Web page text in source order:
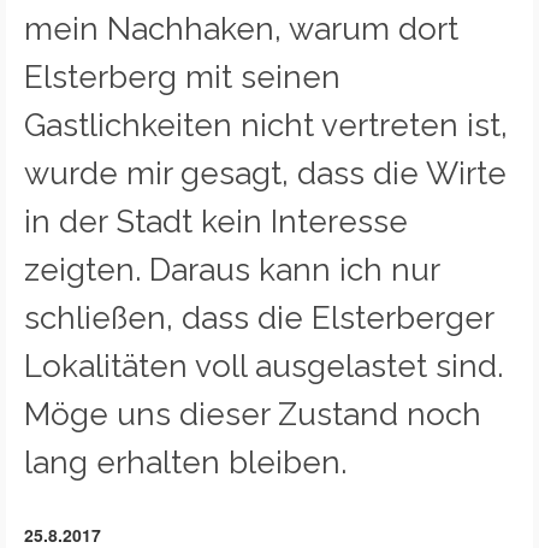
mein Nachhaken, warum dort
Elsterberg mit seinen
Gastlichkeiten nicht vertreten ist,
wurde mir gesagt, dass die Wirte
in der Stadt kein Interesse
zeigten. Daraus kann ich nur
schließen, dass die Elsterberger
Lokalitäten voll ausgelastet sind.
Möge uns dieser Zustand noch
lang erhalten bleiben.
25.8.2017